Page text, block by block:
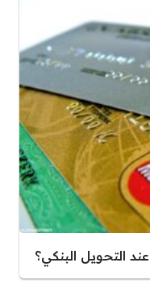
التحويل البنكي؟